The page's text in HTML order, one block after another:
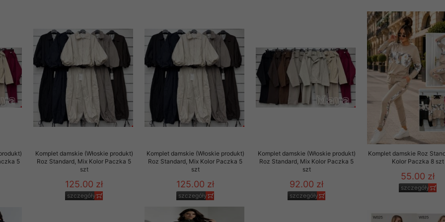
5
Komplet damskie (Włoskie produkt)
Roz Standard, Mix Kolor Paczka 5
szt
125.00 zł
szczegóły
Komplet damskie (Włoskie produkt)
Roz Standard, Mix Kolor Paczka 5
szt
125.00 zł
szczegóły
Komplet damskie (Włoskie produkt)
Roz Standard, Mix Kolor Paczka 5
szt
92.00 zł
szczegóły
Komplet damskie Roz
Kolor Paczka 8 szt
55.00 zł
szczegóły
„Przejdź dalej” lub zamkniesz to okno, to wyrazisz zgodę na przetwarzanie przez OMEZ
Zgodę możesz w każdym momencie wycofać . Pamiętaj, że wycofanie zgody nie
przetwarzania dokonanego wcześniej.
w tym o przysługujących uprawnieniach (prawo dostępu, sprostowania oraz usunięcia
ich przetwarzania, prawo do ich przenoszenia, niepodlegania zautomatyzowanemu
w tym profilowaniu, a także prawo wyrażenia sprzeciwu wobec przetwarzania Twoich
w Polityce prywatności.
pełne poszanowanie ich prywatności oraz ochronę ich danych osobowych.